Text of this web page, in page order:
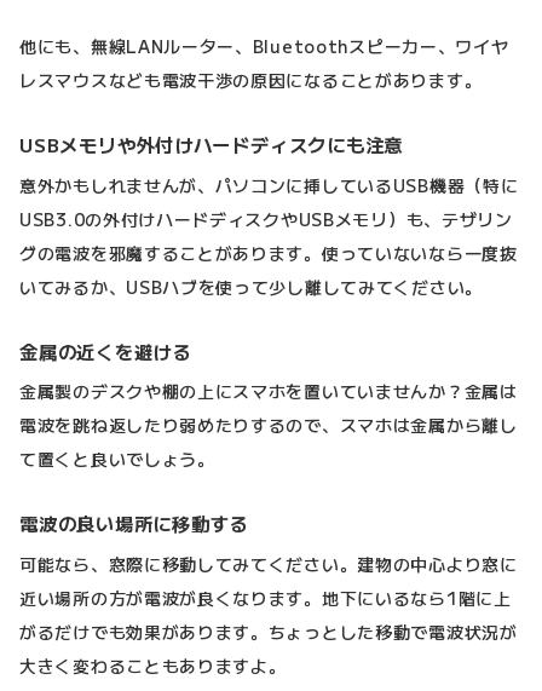
他にも、無線LANルーター、Bluetoothスピーカー、ワイヤ
レスマウスなども電波干渉の原因になることがあります。
USBメモリや外付けハードディスクにも注意
意外かもしれませんが、パソコンに挿しているUSB機器（特に
USB3.0の外付けハードディスクやUSBメモリ）も、テザリン
グの電波を邪魔することがあります。使っていないなら一度抜
いてみるか、USBハブを使って少し離してみてください。
金属の近くを避ける
金属製のデスクや棚の上にスマホを置いていませんか？金属は
電波を跳ね返したり弱めたりするので、スマホは金属から離し
て置くと良いでしょう。
電波の良い場所に移動する
可能なら、窓際に移動してみてください。建物の中心より窓に
近い場所の方が電波が良くなります。地下にいるなら1階に上
がるだけでも効果があります。ちょっとした移動で電波状況が
大きく変わることもありますよ。